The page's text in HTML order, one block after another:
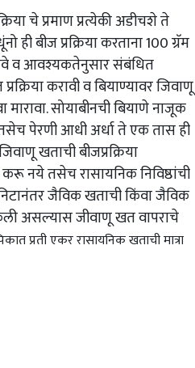
चे प्रमाण प्रत्येकी अडीचशे ते
ही बीज प्रक्रिया करताना 100 ग्रॅम
व आवश्यकतेनुसार संबंधित
करावी व बियाण्यावर जिवाणू
सोयाबीनची बियाणे नाजूक
पेरणी आधी अर्धा ते एक तास ही
खताची बीजप्रक्रिया
नये तसेच रासायनिक निविष्ठांची
जैविक खताची किंवा जैविक
केली असल्यास जीवाणू खत वापराचे
प्रती एकर रासायनिक खताची मात्रा